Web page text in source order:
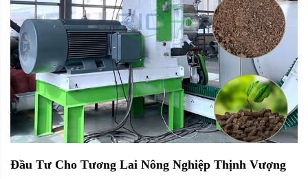
Đầu Tư Cho Tương Lai Nông Nghiệp Thịnh Vượng